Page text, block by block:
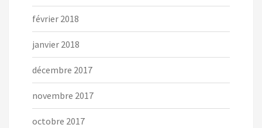
février 2018
janvier 2018
décembre 2017
novembre 2017
octobre 2017